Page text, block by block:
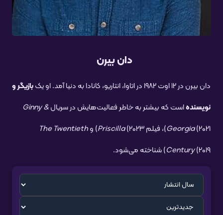
دان بیرن
دان بیرن در ۱۲ اوت ۱۹۸۲ در اتاوا، انتاریو، کانادا به دنیا آمد. او یک
بازیگر و
نویسندهاست که بیشتر به خاطر فعالیت‌هایش در سریالGinny &
Georgia(۲۰۲۱)، فیلم Priscilla(۲۰۲۳) و
The Twentieth
Century(۲۰۱۹) شناخته می‌شود.